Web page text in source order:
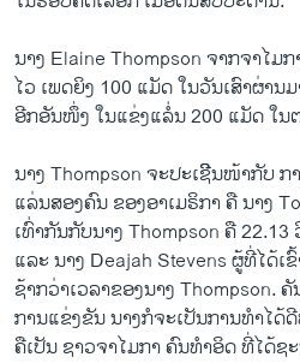
ນາງ Elaine Thompson ຈາກຈາໄ
ໄວ ເພດຍິງ 100 ແມັດ ໃນວັນເສົາຜ່ານ
ອີກອັນໜຶ່ງ ໃນ​ແຂ່ງ​ແລໍ່​ນ 200 ແມັດ ໃນ
ນາງ Thompson ຈະປະເຊີີນໜ້າກັບ
ແລ່ນສອງຄົນ ຂອງອາເມຣິກາ ຄື ນາງ
ເທົ່າກັນກັບນາງ Thompson ຄື
ແລະ ນາງ Deajah Stevens ຜູ້ທີ່ໄດ້ເ
ຊ້າກວ່າເວລາຂອງນາງ Thompson.
ການແຂ່ງຂັນ ນາງກໍຈະເປັນການທຳໄດ້
ຄືເປັນ ຊາວຈາໄມກາ ຄົນທຳອິດ ທີ່ໄດ້ຊ